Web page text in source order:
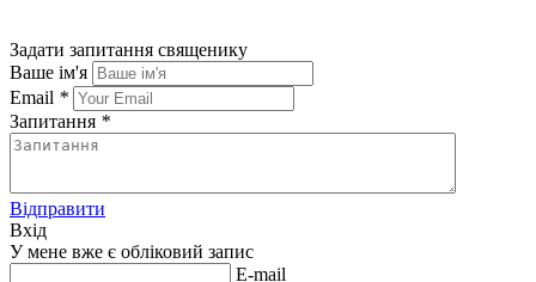
Задати запитання священику
Ваше ім'я
Email *
Запитання *
Відправити
Вхід
У мене вже є обліковий запис
E-mail